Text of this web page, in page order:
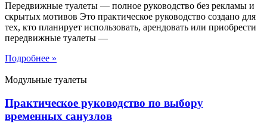
Передвижные туалеты — полное руководство без рекламы и
скрытых мотивов Это практическое руководство создано для
тех, кто планирует использовать, арендовать или приобрести
передвижные туалеты —
Подробнее »
Модульные туалеты
Практическое руководство по выбору
временных санузлов